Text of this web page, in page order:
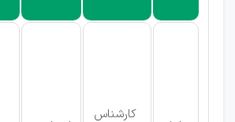
کارشناس